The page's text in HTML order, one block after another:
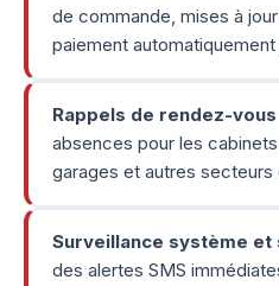
de commande, mises à
paiement automatiquement
Rappels de rendez-vous
absences pour les
garages et autres secteurs
Surveillance système et
des alertes SMS